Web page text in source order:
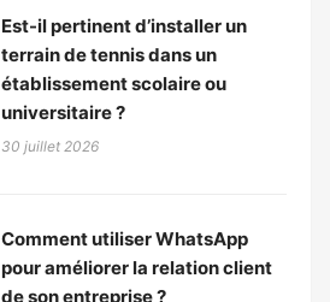
Est-il pertinent d’installer un
terrain de tennis dans un
établissement scolaire ou
universitaire ?
30 juillet 2026
Comment utiliser WhatsApp
pour améliorer la relation client
de son entreprise ?